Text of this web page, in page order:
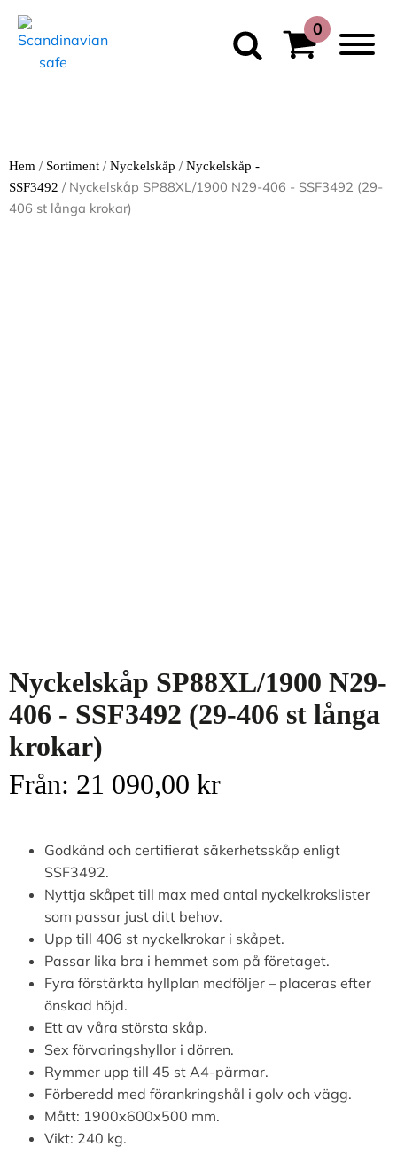
Hem / Sortiment /Nyckelskåp /Nyckelskåp -
SSF3492 / Nyckelskåp SP88XL/1900 N29-406 - SSF3492 (29-
406 st långa krokar)
Nyckelskåp SP88XL/1900 N29-
406 - SSF3492 (29-406 st långa
krokar)
Från: 21 090,00 kr
Godkänd och certifierat säkerhetsskåp enligt
SSF3492.
Nyttja skåpet till max med antal nyckelkrokslister
som passar just ditt behov.
Upp till 406 st nyckelkrokar i skåpet.
Passar lika bra i hemmet som på företaget.
Fyra förstärkta hyllplan medföljer – placeras efter
önskad höjd.
Ett av våra största skåp.
Sex förvaringshyllor i dörren.
Rymmer upp till 45 st A4-pärmar.
Förberedd med förankringshål i golv och vägg.
Mått: 1900x600x500 mm.
Vikt: 240 kg.